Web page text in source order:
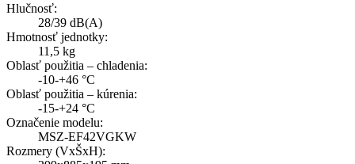
Hlučnosť:
28/39 dB(A)
Hmotnosť jednotky:
11,5 kg
Oblasť použitia – chladenia:
-10-+46 °C
Oblasť použitia – kúrenia:
-15-+24 °C
Označenie modelu:
MSZ-EF42VGKW
Rozmery (VxŠxH):